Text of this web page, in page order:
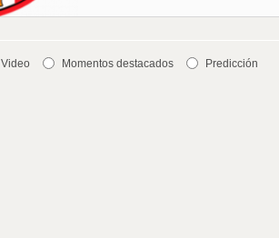
Video Momentos destacados Predicción